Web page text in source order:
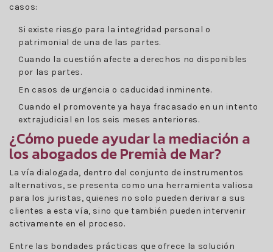
casos:
Si existe riesgo para la integridad personal o
patrimonial de una de las partes.
Cuando la cuestión afecte a derechos no disponibles
por las partes.
En casos de urgencia o caducidad inminente.
Cuando el promovente ya haya fracasado en un intento
extrajudicial en los seis meses anteriores.
¿Cómo puede ayudar la mediación a
los abogados de Premià de Mar?
La vía dialogada, dentro del conjunto de instrumentos
alternativos, se presenta como una herramienta valiosa
para los juristas, quienes no solo pueden derivar a sus
clientes a esta vía, sino que también pueden intervenir
activamente en el proceso.
Entre las bondades prácticas que ofrece la solución